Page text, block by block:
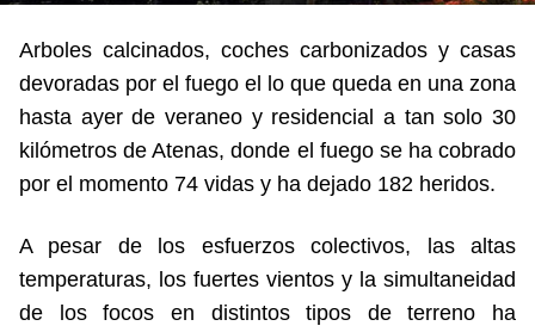
Arboles calcinados, coches carbonizados y casas
devoradas por el fuego el lo que queda en una zona
hasta ayer de veraneo y residencial a tan solo 30
kilómetros de Atenas, donde el fuego se ha cobrado
por el momento 74 vidas y ha dejado 182 heridos.
A pesar de los esfuerzos colectivos, las altas
temperaturas, los fuertes vientos y la simultaneidad
de los focos en distintos tipos de terreno ha